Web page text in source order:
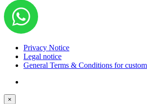
Privacy Notice
Legal notice
General Terms & Conditions for
×